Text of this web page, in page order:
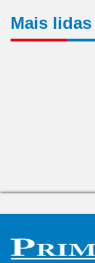
Mais lidas